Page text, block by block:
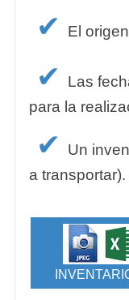
✔ El
✔
Las
para la
✔
Un
a transportar).